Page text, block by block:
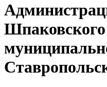
Шпаковского